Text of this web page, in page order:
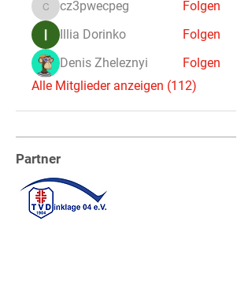
cz3pwecpeg
cz3pwecpeg
Folgen
Illia Dorinko
Folgen
Denis Zheleznyi
Folgen
Alle Mitglieder anzeigen (112)
Partner